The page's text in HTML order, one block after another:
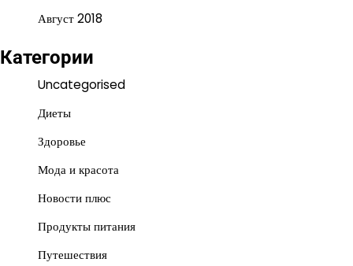
Август 2018
Категории
Uncategorised
Диеты
Здоровье
Мода и красота
Новости плюс
Продукты питания
Путешествия